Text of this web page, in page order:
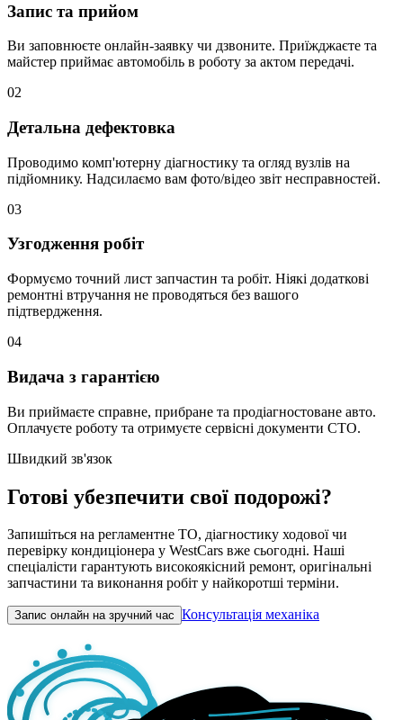
Запис та прийом
Ви заповнюєте онлайн-заявку чи дзвоните. Приїжджаєте та
майстер приймає автомобіль в роботу за актом передачі.
02
Детальна дефектовка
Проводимо комп'ютерну діагностику та огляд вузлів на
підйомнику. Надсилаємо вам фото/відео звіт несправностей.
03
Узгодження робіт
Формуємо точний лист запчастин та робіт. Ніякі додаткові
ремонтні втручання не проводяться без вашого
підтвердження.
04
Видача з гарантією
Ви приймаєте справне, прибране та продіагностоване авто.
Оплачуєте роботу та отримуєте сервісні документи СТО.
Швидкий зв'язок
Готові убезпечити свої подорожі?
Запишіться на регламентне ТО, діагностику ходової чи
перевірку кондиціонера у WestCars вже сьогодні. Наші
спеціалісти гарантують високоякісний ремонт, оригінальні
запчастини та виконання робіт у найкоротші терміни.
Запис онлайн на зручний час Консультація механіка